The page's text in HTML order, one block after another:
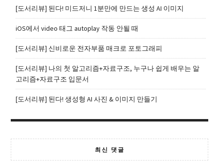
[도서리뷰] 된다! 미드저니 1분만에 만드는 생성 AI 이미지
iOS에서 video 태그 autoplay 작동 안될 때
[도서리뷰] 신비로운 전자부품 매크로 포토그래피
[도서리뷰] 나의 첫 알고리즘+자료구조, 누구나 쉽게 배우는 알
고리즘+자료구조 입문서
[도서리뷰] 된다! 생성형 AI 사진 & 이미지 만들기
최신 댓글